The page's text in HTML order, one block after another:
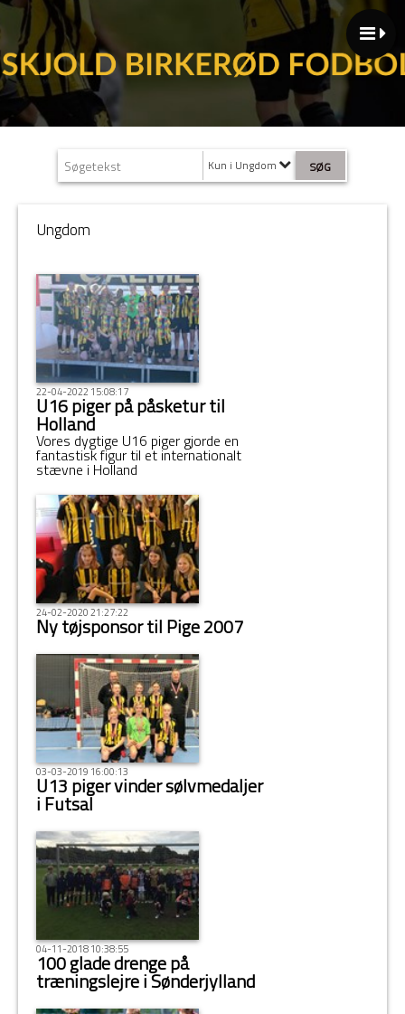
Kun i Ungdom
Ungdom
22-04-2022 15:08:17
U16 piger på påsketur til
Holland
Vores dygtige U16 piger gjorde en
fantastisk figur til et internationalt
stævne i Holland
24-02-2020 21:27:22
Ny tøjsponsor til Pige 2007
03-03-2019 16:00:13
U13 piger vinder sølvmedaljer
i Futsal
04-11-2018 10:38:55
100 glade drenge på
træningslejre i Sønderjylland